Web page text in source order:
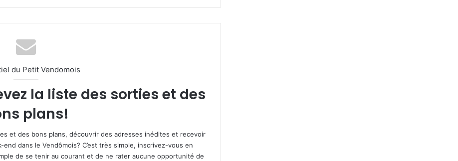
du Petit Vendomois
la liste des sorties et des
plans!
et des bons plans, découvrir des adresses inédites et recevoir
dans le Vendômois? C’est très simple, inscrivez-vous en
de se tenir au courant et de ne rater aucune opportunité de